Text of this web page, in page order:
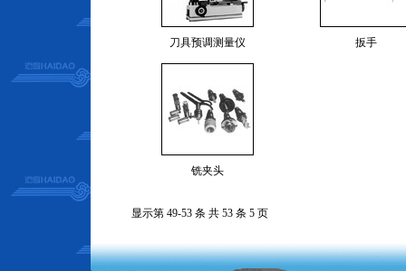
刀具预调测量仪 扳手
铣夹头
显示第 49-53 条 共 53 条 5 页